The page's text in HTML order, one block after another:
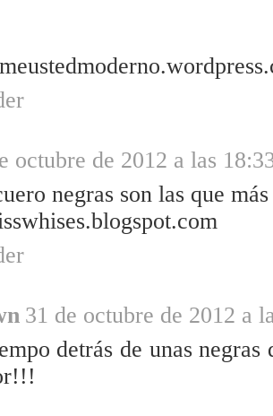
octubre de 2012 a las
negras son las que
31 de octubre de 2012 a
detrás de unas